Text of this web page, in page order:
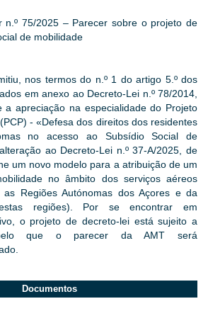
n.º 75/2025 – Parecer sobre o projeto de
de mobilidade
nos termos do n.º 1 do artigo 5.º dos
em anexo ao Decreto-Lei n.º 78/2014,
apreciação na especialidade do Projeto
- «Defesa dos direitos dos residentes
no acesso ao Subsídio Social de
ao Decreto-Lei n.º 37-A/2025, de
um novo modelo para a atribuição de um
no âmbito dos serviços aéreos
Regiões Autónomas dos Açores e da
regiões). Por se encontrar em
o projeto de decreto-lei está sujeito a
pelo que o parecer da AMT será
Documentos